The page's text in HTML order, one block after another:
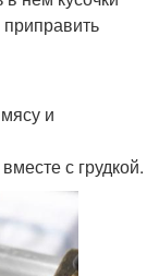
и
с грудкой.